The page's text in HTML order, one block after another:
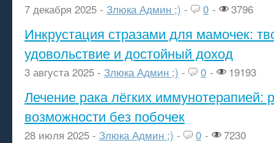
7 декабря 2025 - Злюка Админ ;) - 0 - 3796
Инкрустация стразами для мамочек:
удовольствие и достойный доход
3 августа 2025 - Злюка Админ ;) - 0 - 19193
Лечение рака лёгких иммунотерапией:
возможности без побочек
28 июля 2025 - Злюка Админ ;) - 0 - 7230